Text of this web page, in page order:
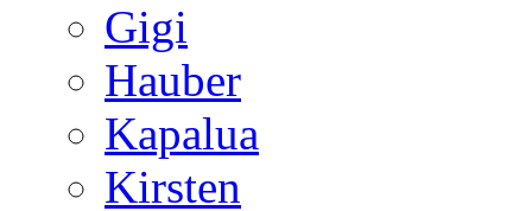
Gigi
Hauber
Kapalua
Kirsten